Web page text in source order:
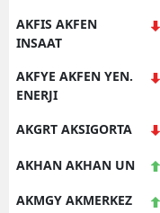
AKFIS AKFEN
INSAAT
AKFYE AKFEN YEN.
ENERJI
AKGRT AKSIGORTA
AKHAN AKHAN UN
AKMGY AKMERKEZ